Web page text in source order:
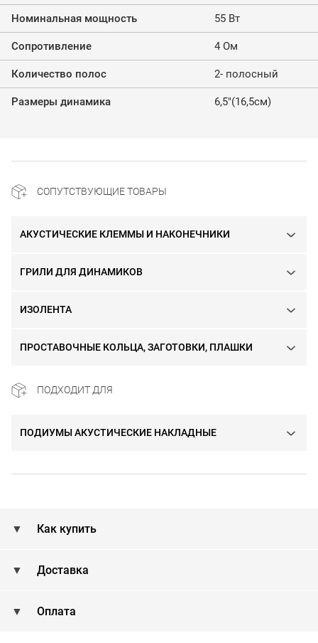
Номинальная мощность 55 Вт
Сопротивление 4 Ом
Количество полос 2- полосный
Размеры динамика 6,5"(16,5см)
СОПУТСТВУЮЩИЕ ТОВАРЫ
АКУСТИЧЕСКИЕ КЛЕММЫ И НАКОНЕЧНИКИ
ГРИЛИ ДЛЯ ДИНАМИКОВ
ИЗОЛЕНТА
ПРОСТАВОЧНЫЕ КОЛЬЦА, ЗАГОТОВКИ, ПЛАШКИ
ПОДХОДИТ ДЛЯ
ПОДИУМЫ АКУСТИЧЕСКИЕ НАКЛАДНЫЕ
Как купить
Доставка
Оплата